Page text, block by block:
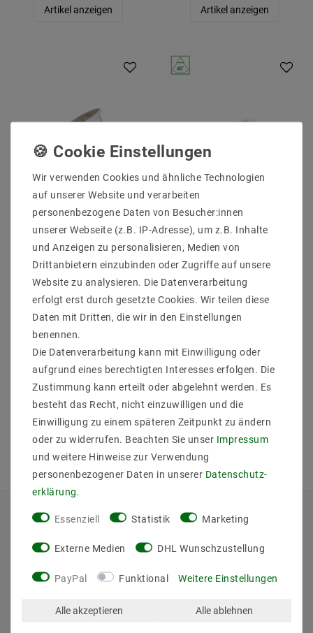
Artikel anzeigen Artikel anzeigen
LED GU11/MR11 GU10
230V 4W SMD 55
LENS
UVP 2,72 € 2,24 €
Artikel anzeigen
LED GU10/GU11 4W
230V AC Neutralweiß
Lumen 45°
UVP 9,75 € 2,50 €
Artikel anzeigen
QUICKLINKS
Über Uns
Anmelden
Ihre Wunschliste
Wir verwenden Cookies und ähnliche Technologien
auf unserer Website und verarbeiten
personenbezogene Daten von Besucher:innen
unserer Webseite (z.B. IP-Adresse), um z.B. Inhalte
und Anzeigen zu personalisieren, Medien von
Drittanbietern einzubinden oder Zugriffe auf unsere
Website zu analysieren. Die Datenverarbeitung
erfolgt erst durch gesetzte Cookies. Wir teilen diese
Daten mit Dritten, die wir in den Einstellungen
benennen.
Die Datenverarbeitung kann mit Einwilligung oder
aufgrund eines berechtigten Interesses erfolgen. Die
Zustimmung kann erteilt oder abgelehnt werden. Es
besteht das Recht, nicht einzuwilligen und die
Einwilligung zu einem späteren Zeitpunkt zu ändern
oder zu widerrufen. Beachten Sie unser Impressum
und weitere Hinweise zur Verwendung
personenbezogener Daten in unserer Daten­schutz­
erklärung
Essenziell Statistik Marketing
Externe Medien DHL Wunschzustellung
PayPal Funktional Weitere Einstellungen
Alle akzeptieren Alle ablehnen